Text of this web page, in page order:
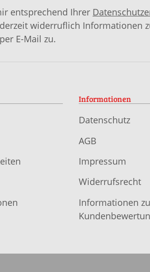
entsprechend Ihrer
widerruflich Informationen
E-Mail zu.
Informationen
Datenschutz
AGB
Impressum
Widerrufsrecht
Informationen